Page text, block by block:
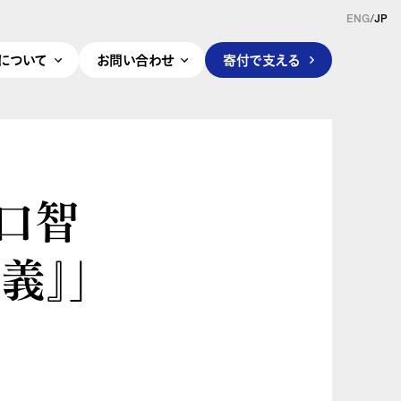
ついて お問い合わせ 寄付で支える
ENG/JP
智
」